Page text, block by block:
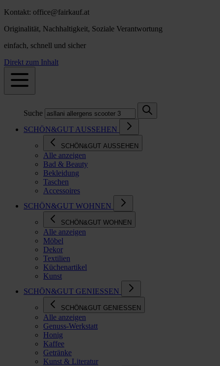
Kontakt: office@fairkauf.at
Originalität, Nachhaltigkeit, Soziale Verantwortung
einfach, schnell und sicher
Direkt zum Inhalt
Suche
SCHÖN&GUT AUSSEHEN
SCHÖN&GUT AUSSEHEN
Alle anzeigen
Bad & Beauty
Bekleidung
Taschen
Accessoires
SCHÖN&GUT WOHNEN
SCHÖN&GUT WOHNEN
Alle anzeigen
Möbel
Dekor
Textilien
Küchenartikel
Kunst
SCHÖN&GUT GENIESSEN
SCHÖN&GUT GENIESSEN
Alle anzeigen
Genuss-Werkstatt
Honig
Kaffee
Getränke
Kunst & Literatur